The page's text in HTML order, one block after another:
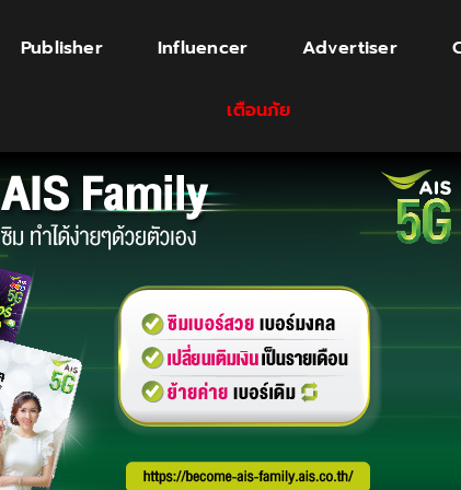
Publisher Influencer Advertiser
เตือนภัย